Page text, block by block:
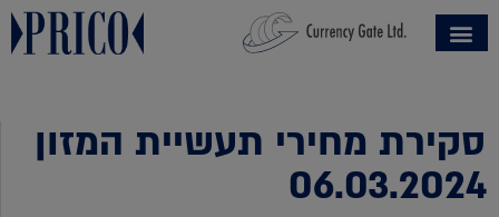
סקירת מחירי תעשיית המזון
06.03.2024